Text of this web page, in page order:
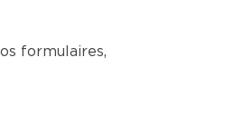
formulaires,